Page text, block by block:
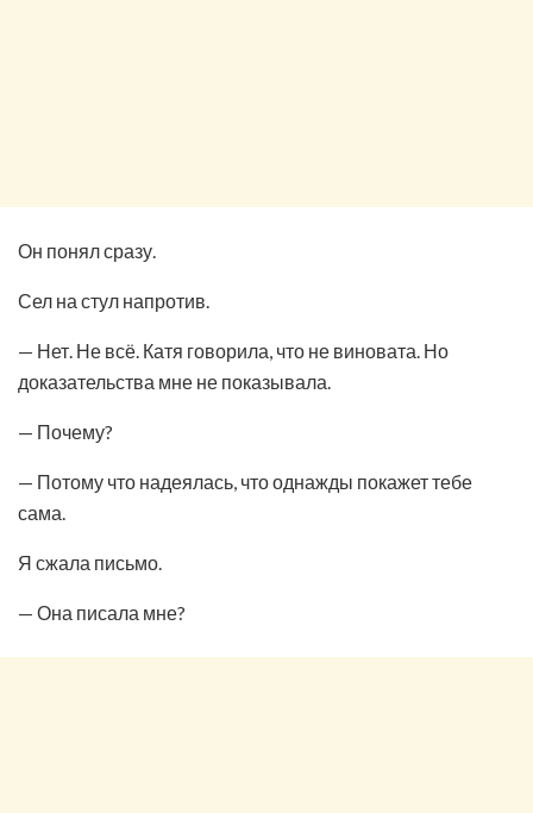
Он понял сразу.
Сел на стул напротив.
— Нет. Не всё. Катя говорила, что не виновата. Но
доказательства мне не показывала.
— Почему?
— Потому что надеялась, что однажды покажет тебе
сама.
Я сжала письмо.
— Она писала мне?